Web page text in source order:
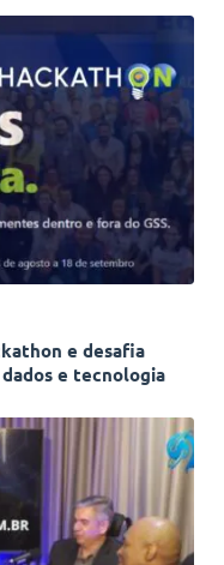
e desafia
e tecnologia